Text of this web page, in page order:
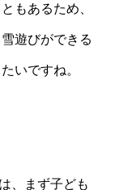
もあるため、
遊びができる
いですね。
、まず子ども